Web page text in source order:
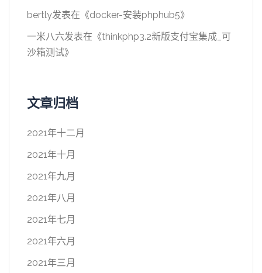
bertly发表在《docker-安装phphub5》
一米八六发表在《thinkphp3.2新版支付宝集成_可
沙箱测试》
文章归档
2021年十二月
2021年十月
2021年九月
2021年八月
2021年七月
2021年六月
2021年三月